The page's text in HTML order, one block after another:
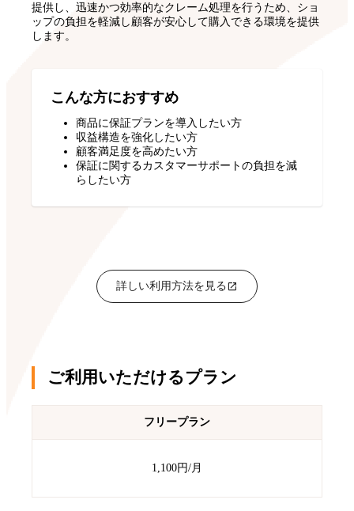
提供し、迅速かつ効率的なクレーム処理を行うため、ショ
ップの負担を軽減し顧客が安心して購入できる環境を提供
します。
こんな方におすすめ
商品に保証プランを導入したい方
収益構造を強化したい方
顧客満足度を高めたい方
保証に関するカスタマーサポートの負担を減
らしたい方
詳しい利用方法を見る
ご利用いただけるプラン
フリープラン
1,100円/月